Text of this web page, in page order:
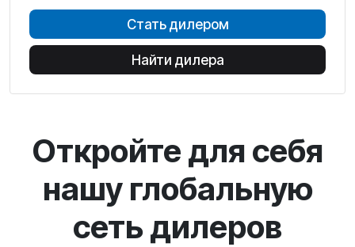
Стать дилером
Найти дилера
Откройте для себя
нашу глобальную
сеть дилеров